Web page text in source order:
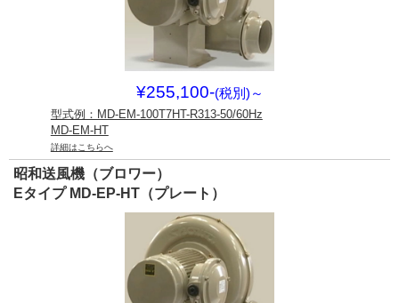
¥255,100-(税別) ～
型式例：MD-EM-100T7HT-R313-50/60Hz
MD-EM-HT
詳細はこちらへ
昭和送風機（ブロワー）
Eタイプ MD-EP-HT（プレート）